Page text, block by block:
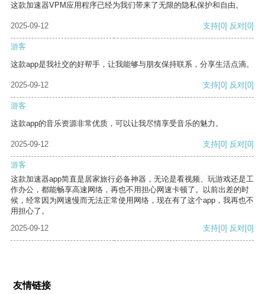
这款加速器VPM应用程序已经为我们带来了无限的隐私保护和自由。
2025-09-12 支持[0] 反对[0]
游客
这款app是我社交的好帮手，让我能够与朋友保持联系，分享生活点滴。
2025-09-12 支持[0] 反对[0]
游客
这款app的音乐资源非常优质，可以让我尽情享受音乐的魅力。
2025-09-12 支持[0] 反对[0]
游客
这款加速器app简直是居家旅行必备神器，无论是看视频、玩游戏还是工
作办公，都能畅享高速网络，再也不用担心网速卡顿了。以前出差的时
候，经常因为网速慢而无法正常使用网络，现在有了这个app，我再也不
用担心了。
2025-09-12
支持[0] 反对[0]
友情链接